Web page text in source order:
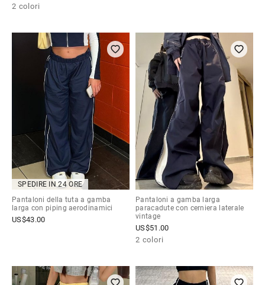
2 colori
SPEDIRE IN 24 ORE
Pantaloni della tuta a gamba
larga con piping aerodinamici
US$43.00
Pantaloni a gamba larga
paracadute con cerniera laterale
vintage
US$51.00
2 colori